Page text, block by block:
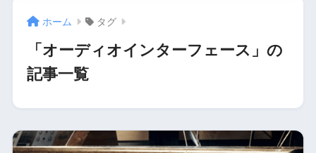
ホーム タグ
「オーディオインターフェース」の
記事一覧